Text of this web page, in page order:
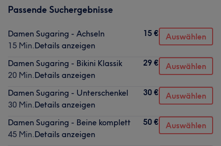
Passende Suchergebnisse
Damen Sugaring - Achseln
15 Min.Details anzeigen
15 € Auswählen
Damen Sugaring - Bikini Klassik
20 Min.Details anzeigen
29 € Auswählen
Damen Sugaring - Unterschenkel
30 Min.Details anzeigen
30 € Auswählen
Damen Sugaring - Beine komplett
45 Min.Details anzeigen
50 € Auswählen